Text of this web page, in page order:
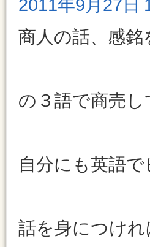
2011年9月27日
商人の話、感銘
の３語で商売し
自分にも英語
話を身につけれ